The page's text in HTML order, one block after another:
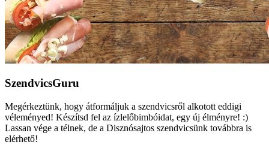
SzendvicsGuru
Megérkeztünk, hogy átformáljuk a szendvicsről alkotott eddigi
véleményed! Készítsd fel az ízlelőbimbóidat, egy új élményre! :)
Lassan vége a télnek, de a Disznósajtos szendvicsünk továbbra is
elérhető!